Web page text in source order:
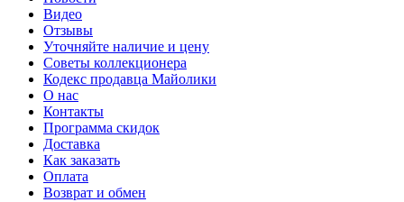
Видео
Отзывы
Уточняйте наличие и цену
Советы коллекционера
Кодекс продавца Майолики
О нас
Контакты
Программа скидок
Доставка
Как заказать
Оплата
Возврат и обмен